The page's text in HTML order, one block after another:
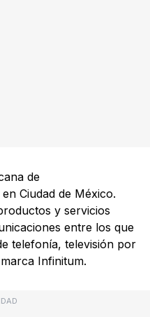
de
Ciudad de México.
y servicios
entre los que
telefonía, televisión por
Infinitum.